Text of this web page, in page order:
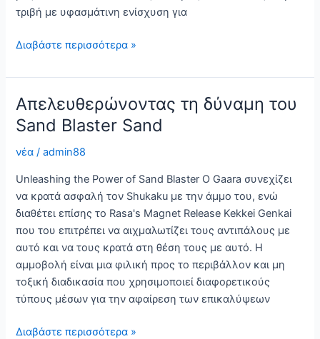
τριβή με υφασμάτινη ενίσχυση για
Σωλήνες
Ανθεκτικές
λύσεις
για
λειαντικά
υψηλής
Διαβάστε περισσότερα »
Απελευθερώνοντας τη δύναμη του
Sand Blaster Sand
νέα /admin88
Unleashing the Power of Sand Blaster Ο Gaara συνεχίζει
να κρατά ασφαλή τον Shukaku με την άμμο του, ενώ
διαθέτει επίσης το Rasa's Magnet Release Kekkei Genkai
που του επιτρέπει να αιχμαλωτίζει τους αντιπάλους με
αυτό και να τους κρατά στη θέση τους με αυτό. Η
αμμοβολή είναι μια φιλική προς το περιβάλλον και μη
τοξική διαδικασία που χρησιμοποιεί διαφορετικούς
τύπους μέσων για την αφαίρεση των επικαλύψεων
Απελευθερώνοντας
Διαβάστε περισσότερα »